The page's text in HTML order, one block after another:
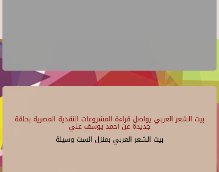
بيت الشعر العربي يواصل قراءة المشروعات النقدية المصرية بحلقة
جديدة عن أحمد يوسف علي
بيت الشعر العربي بمنزل الست وسيلة